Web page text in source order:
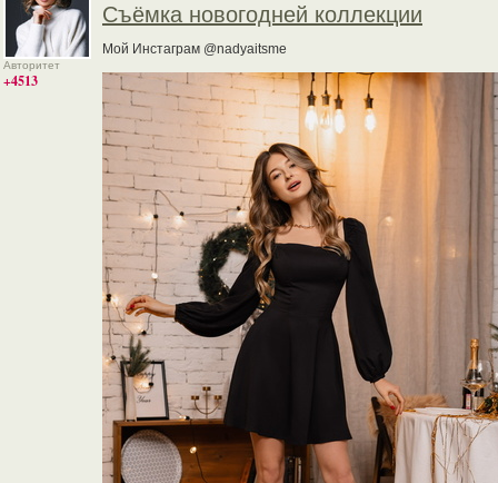
Авторитет
+4513
Съёмка новогодней коллекции
Мой Инстаграм @nadyaitsme